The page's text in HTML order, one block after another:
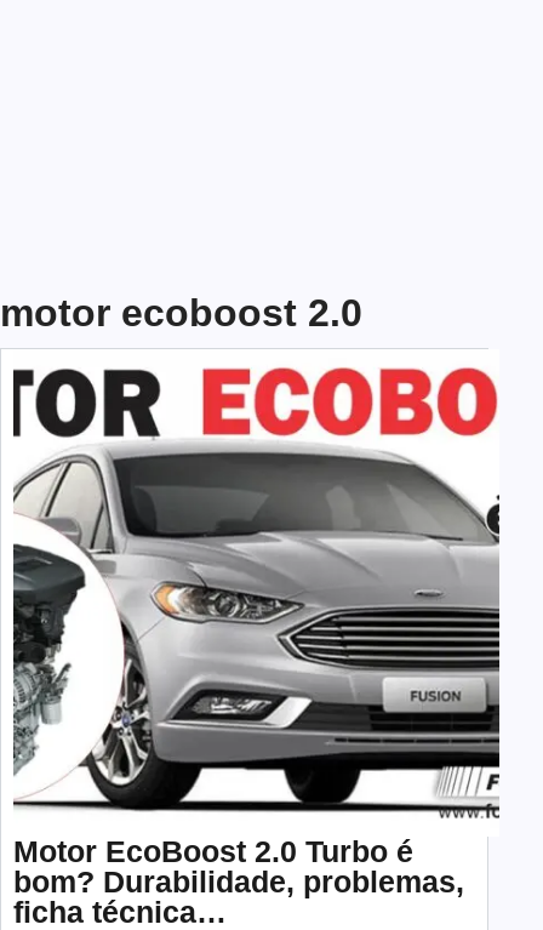
motor ecoboost 2.0
Motor EcoBoost 2.0 Turbo é
bom? Durabilidade, problemas,
ficha técnica…